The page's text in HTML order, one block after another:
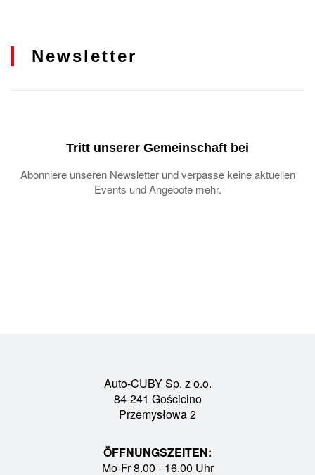
Newsletter
Tritt unserer Gemeinschaft bei
Abonniere unseren Newsletter und verpasse keine aktuellen
Events und Angebote mehr.
Auto-CUBY Sp. z o.o.
84-241 Gościcino
Przemysłowa 2
ÖFFNUNGSZEITEN:
Mo-Fr 8.00 - 16.00 Uhr